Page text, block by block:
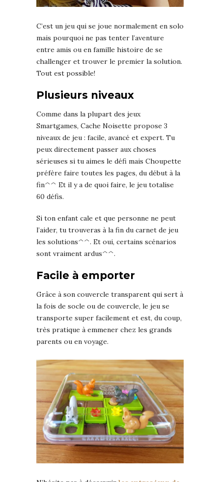
C’est un jeu qui se joue normalement en solo
mais pourquoi ne pas tenter l’aventure
entre amis ou en famille histoire de se
challenger et trouver le premier la solution.
Tout est possible!
Plusieurs niveaux
Comme dans la plupart des jeux
Smartgames, Cache Noisette propose 3
niveaux de jeu : facile, avancé et expert. Tu
peux directement passer aux choses
sérieuses si tu aimes le défi mais Choupette
préfère faire toutes les pages, du début à la
fin^^ Et il y a de quoi faire, le jeu totalise
60 défis.
Si ton enfant cale et que personne ne peut
l’aider, tu trouveras à la fin du carnet de jeu
les solutions^^. Et oui, certains scénarios
sont vraiment ardus^^.
Facile à emporter
Grâce à son couvercle transparent qui sert à
la fois de socle ou de couvercle, le jeu se
transporte super facilement et est, du coup,
très pratique à emmener chez les grands
parents ou en voyage.